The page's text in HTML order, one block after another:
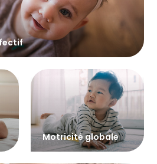
Motricité globale